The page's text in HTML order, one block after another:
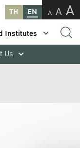
TH EN A A A
Institutes
Us